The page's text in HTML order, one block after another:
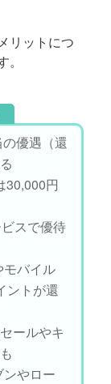
リットにつ
優遇（還
30,000円
スで優待
モバイル
ントが還
ールやキ
ンやロー